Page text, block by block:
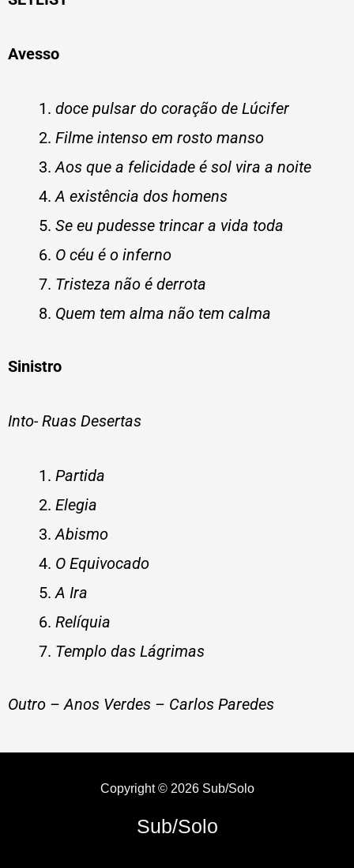
Avesso
doce pulsar do coração de Lúcifer
Filme intenso em rosto manso
Aos que a felicidade é sol vira a noite
A existência dos homens
Se eu pudesse trincar a vida toda
O céu é o inferno
Tristeza não é derrota
Quem tem alma não tem calma
Sinistro
Into- Ruas Desertas
Partida
Elegia
Abismo
O Equivocado
A Ira
Relíquia
Templo das Lágrimas
Outro – Anos Verdes – Carlos Paredes
Copyright © 2026 Sub/Solo
Sub/Solo